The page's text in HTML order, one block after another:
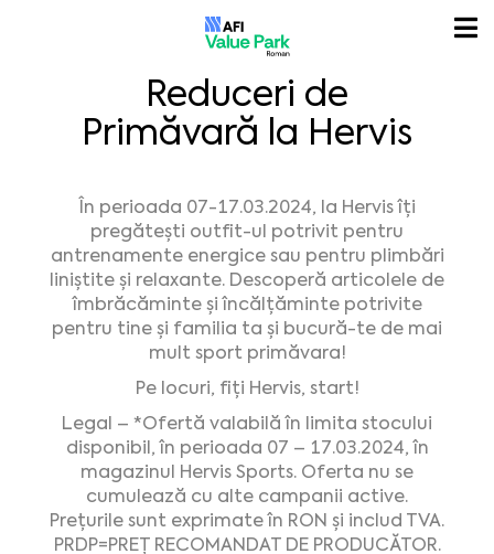
Reduceri de
Primăvară la Hervis
În perioada 07-17.03.2024, la Hervis îți
pregătești outfit-ul potrivit pentru
antrenamente energice sau pentru plimbări
liniștite și relaxante. Descoperă articolele de
îmbrăcăminte și încălțăminte potrivite
pentru tine și familia ta și bucură-te de mai
mult sport primăvara!
Pe locuri, fiți Hervis, start!
Legal – *Ofertă valabilă în limita stocului
disponibil, în perioada 07 – 17.03.2024, în
magazinul Hervis Sports. Oferta nu se
cumulează cu alte campanii active.
Prețurile sunt exprimate în RON și includ TVA.
PRDP=PREȚ RECOMANDAT DE PRODUCĂTOR.